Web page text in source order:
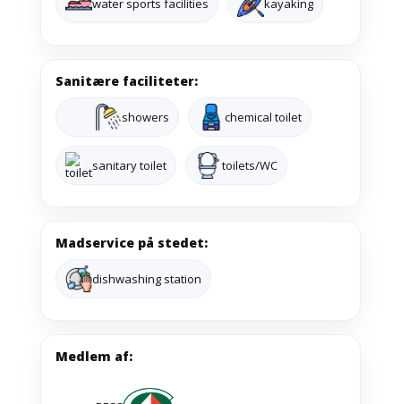
water sports facilities kayaking
Sanitære faciliteter:
showers chemical toilet
sanitary toilet toilets/WC
Madservice på stedet:
dishwashing station
Medlem af: